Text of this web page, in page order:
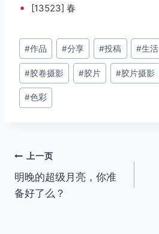
• [13523] 春
文
章
标
签：
#作品 #分享 #投稿 #生活
#胶卷摄影 #胶片 #胶片摄影
#色彩
文
章
上一页
明晚的超级月亮，你准
备好了么？